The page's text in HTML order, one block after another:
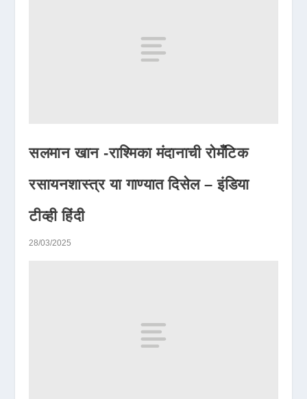
सलमान खान -राश्मिका मंदानाची रोमँटिक
रसायनशास्त्र या गाण्यात दिसेल – इंडिया
टीव्ही हिंदी
28/03/2025